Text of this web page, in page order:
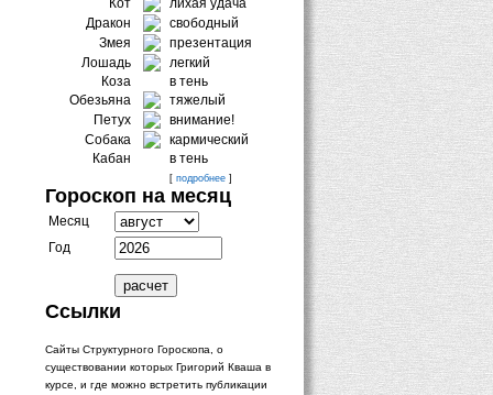
Кот
лихая удача
Дракон
свободный
Змея
презентация
Лошадь
легкий
Коза
в тень
Обезьяна
тяжелый
Петух
внимание!
Собака
кармический
Кабан
в тень
[ подробнее ]
Гороскоп на месяц
Месяц
Год
Ссылки
Сайты Структурного Гороскопа, о
существовании которых Григорий Кваша в
курсе, и где можно встретить публикации